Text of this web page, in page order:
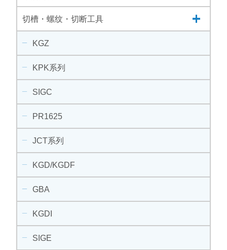
切槽・螺纹・切断工具
KGZ
KPK系列
SIGC
PR1625
JCT系列
KGD/KGDF
GBA
KGDI
SIGE